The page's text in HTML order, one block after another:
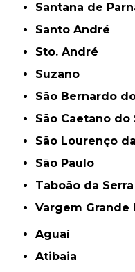
Santana de
Santo André
Sto. André
Suzano
São Bernardo
São Caetano do
São Lourenço
São Paulo
Taboão da Serra
Vargem Grande
Aguaí
Atibaia